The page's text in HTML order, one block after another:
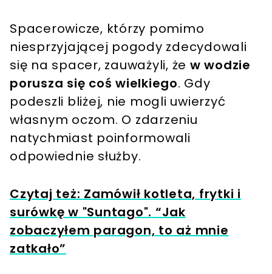
Spacerowicze, którzy pomimo
niesprzyjającej pogody zdecydowali
się na spacer, zauważyli, że w wodzie
porusza się coś wielkiego. Gdy
podeszli bliżej, nie mogli uwierzyć
własnym oczom. O zdarzeniu
natychmiast poinformowali
odpowiednie służby.
Czytaj też: Zamówił kotleta, frytki i
surówkę w "Suntago". “Jak
zobaczyłem paragon, to aż mnie
zatkało”